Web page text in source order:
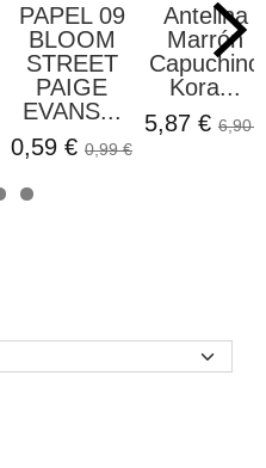
PAPEL 09
BLOOM
STREET
PAIGE
EVANS...
0,59 € 0,99 €
Antelina
Marrón
Capuchino
Kora...
5,87 € 6,90 €